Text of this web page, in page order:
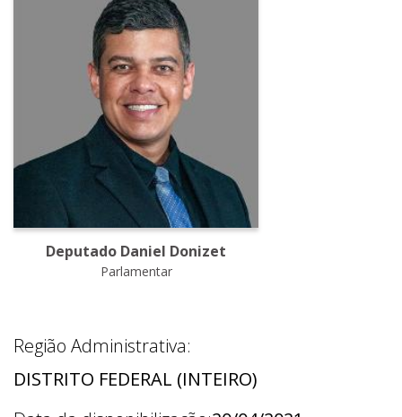
Deputado Daniel Donizet
Parlamentar
Região Administrativa:
DISTRITO FEDERAL (INTEIRO)